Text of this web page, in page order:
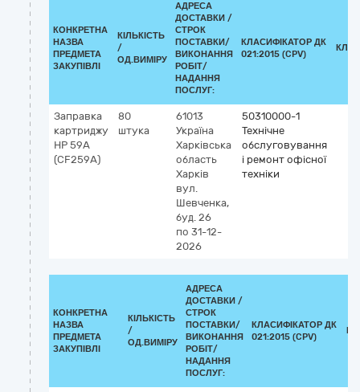
КОНКРЕТНА
НАЗВА
ПРЕДМЕТА
ЗАКУПІВЛІ
КІЛЬКІСТЬ
/
ОД.ВИМІРУ
АДРЕСА
ДОСТАВКИ /
СТРОК
ПОСТАВКИ/
ВИКОНАННЯ
РОБІТ/
НАДАННЯ
ПОСЛУГ:
КЛАСИФІКАТОР ДК
021:2015 (CPV)
Заправка
картриджу
HP 59А
(CF259А)
80
штука
61013
Україна
Харківська
область
Харків
вул.
Шевченка,
буд. 26
по 31-12-
2026
50310000-1
Технічне
обслуговування
і ремонт офісної
техніки
КОНКРЕТНА
НАЗВА
ПРЕДМЕТА
ЗАКУПІВЛІ
КІЛЬКІСТЬ
/
ОД.ВИМІРУ
АДРЕСА
ДОСТАВКИ /
СТРОК
ПОСТАВКИ/
ВИКОНАННЯ
РОБІТ/
НАДАННЯ
ПОСЛУГ:
КЛАСИФІКАТОР ДК
021:2015 (CPV)